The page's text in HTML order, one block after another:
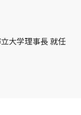
大学理事長 就任